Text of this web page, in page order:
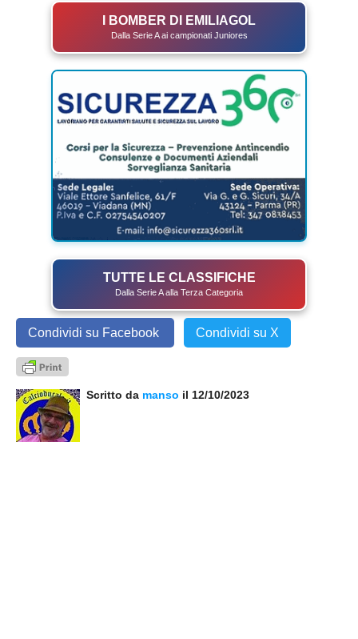
I BOMBER DI EMILIAGOL
Dalla Serie A ai campionati Juniores
TUTTE LE CLASSIFICHE
Dalla Serie A alla Terza Categoria
Condividi su Facebook Condividi su X
Scritto da manso il 12/10/2023